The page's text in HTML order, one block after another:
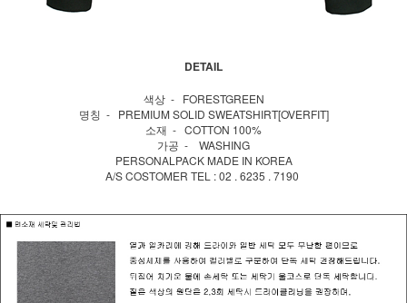
DETAIL
색상 - FORESTGREEN
명칭 - PREMIUM SOLID SWEATSHIRT[OVERFIT]
소재 - COTTON 100%
가공 - WASHING
PERSONALPACK MADE IN KOREA
A/S COSTOMER TEL : 02 . 6235 . 7190